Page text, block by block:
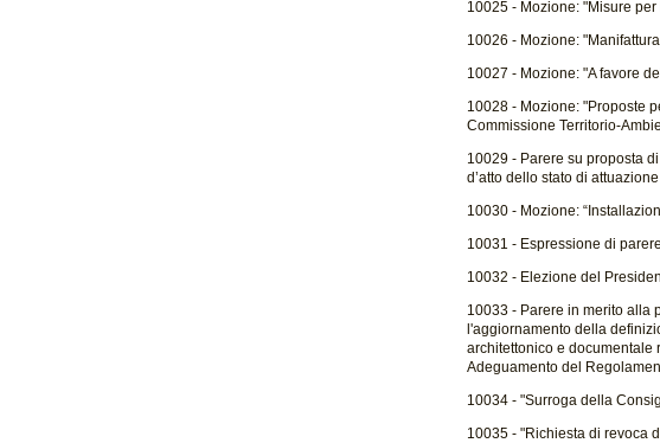
10025 - Mozione: "Misure
10026 - Mozione:
10027 - Mozione: "A favore
10028 - Mozione: "Proposte
Commissione Territorio-
10029 - Parere su proposta
d’atto dello stato di
10030 - Mozione:
10031 - Espressione di
10032 - Elezione del
10033 - Parere in merito alla
l'aggiornamento della
architettonico e documentale
Adeguamento del
10034 - "Surroga della
10035 - "Richiesta di revoca